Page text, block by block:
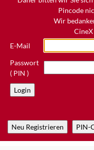
Pincode
Wir
E-Mail
Passwort
( PIN )